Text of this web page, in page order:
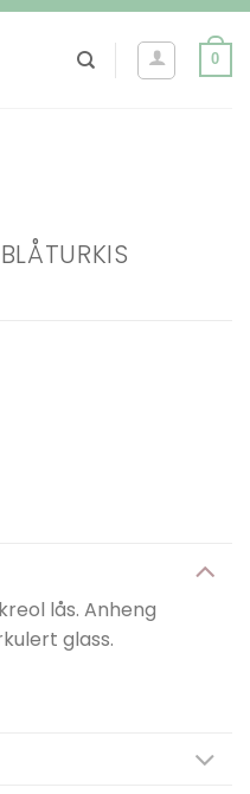
0
lås. Anheng
glass.